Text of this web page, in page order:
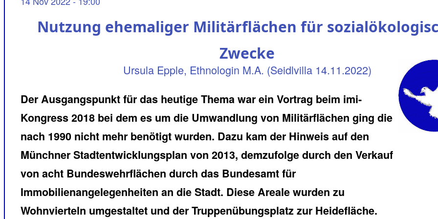
Nutzung ehemaliger Militärflächen für
Zwecke
Ursula Epple, Ethnologin M.A. (Seidlvilla 14.11.2022)
Der Ausgangspunkt für das heutige Thema war ein Vortrag beim imi-
Kongress 2018 bei dem es um die Umwandlung von Militärflächen ging die
nach 1990 nicht mehr benötigt wurden. Dazu kam der Hinweis auf den
Münchner Stadtentwicklungsplan von 2013, demzufolge durch den Verkauf
von acht Bundeswehrflächen durch das Bundesamt für
Immobilienangelegenheiten an die Stadt. Diese Areale wurden zu
Wohnvierteln umgestaltet und der Truppenübungsplatz zur Heidefläche.